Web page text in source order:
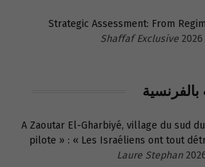
Strategic Assessment: From
Shaffaf Exclusive
A Zaoutar El-Gharbiyé, village du sud
pilote » : « Les Israéliens ont tout
Laure Stephan